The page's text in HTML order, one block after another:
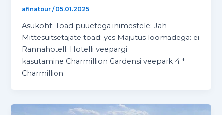
afinatour/ 05.01.2025
Asukoht: Toad puuetega inimestele: Jah
Mittesuitsetajate toad: yes Majutus loomadega: ei
Rannahotell. Hotelli veepargi
kasutamine Charmillion Gardensi veepark 4 *
Charmillion